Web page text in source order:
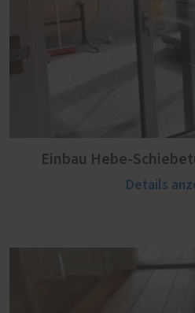
Einbau Hebe-
Details